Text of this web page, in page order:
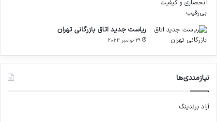
ریاست جدید اتاق بازرگانی تهران
29 نوامبر 2024
نیازمندی‌ها
آراد برندینگ